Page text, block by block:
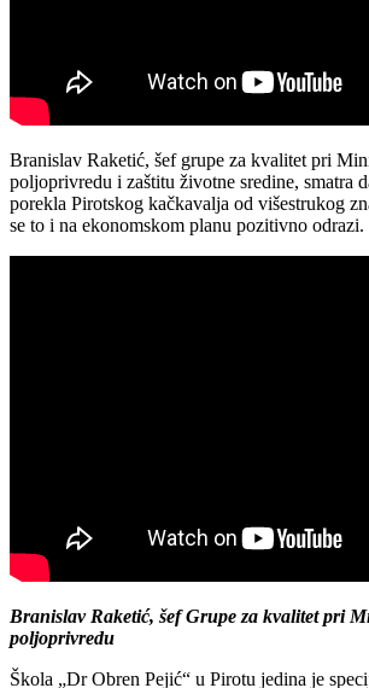
Branislav Raketić, šef grupe za kvalitet pri
poljoprivredu i zaštitu životne sredine, smatra
porekla Pirotskog kačkavalja od višestrukog
Branislav Raketić, šef Grupe za kvalitet pri